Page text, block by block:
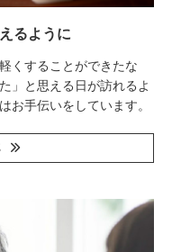
るように
くすることができたな
」と思える日が訪れるよ
お手伝いをしています。